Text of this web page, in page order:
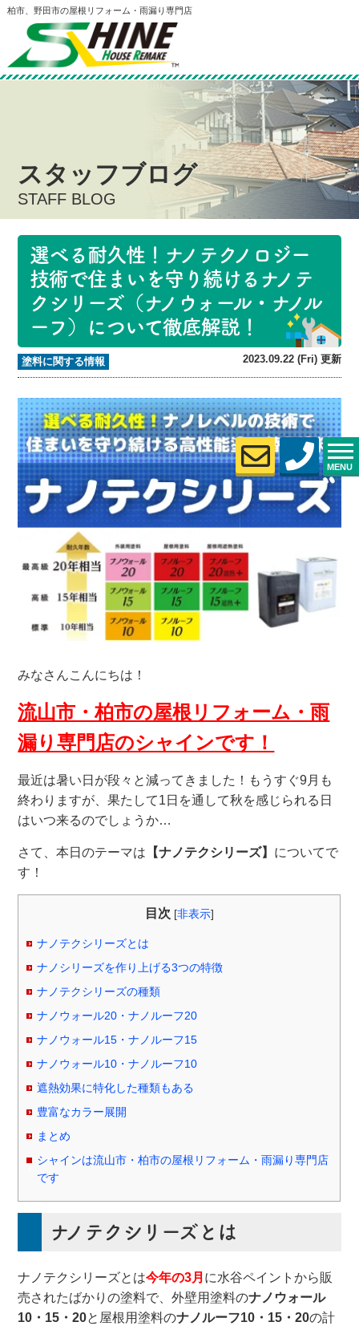
柏市、野田市の屋根リフォーム・雨漏り専門店
MENU
スタッフブログ
STAFF BLOG
選べる耐久性！ナノテクノロジー
技術で住まいを守り続けるナノテ
クシリーズ（ナノウォール・ナノル
ーフ）について徹底解説！
塗料に関する情報 2023.09.22 (Fri) 更新
みなさんこんにちは！
流山市・柏市の屋根リフォーム・雨
漏り専門店のシャインです！
最近は暑い日が段々と減ってきました！もうすぐ9月も
終わりますが、果たして1日を通して秋を感じられる日
はいつ来るのでしょうか…
さて、本日のテーマは 【ナノテクシリーズ】 についてで
す！
目次 [非表示]
ナノテクシリーズとは
ナノシリーズを作り上げる3つの特徴
ナノテクシリーズの種類
ナノウォール20・ナノルーフ20
ナノウォール15・ナノルーフ15
ナノウォール10・ナノルーフ10
遮熱効果に特化した種類もある
豊富なカラー展開
まとめ
シャインは流山市・柏市の屋根リフォーム・雨漏り専門店
です
ナノテクシリーズとは
ナノテクシリーズとは今年の3月 に水谷ペイントから販
売されたばかりの塗料で、外壁用塗料のナノウォール
10・15・20と屋根用塗料のナノルーフ10・15・20の計